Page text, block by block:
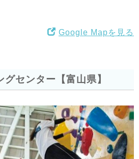
Google Mapを見る
センター【富山県】